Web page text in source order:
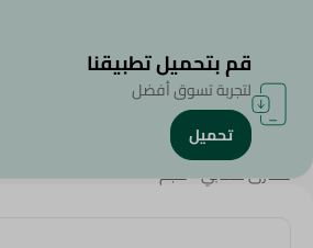
الرئيسية/الفواكه
كمثرى خشابي - كجم
قم بتحميل تطبيقنا
لتجربة تسوق أفضل
تحميل